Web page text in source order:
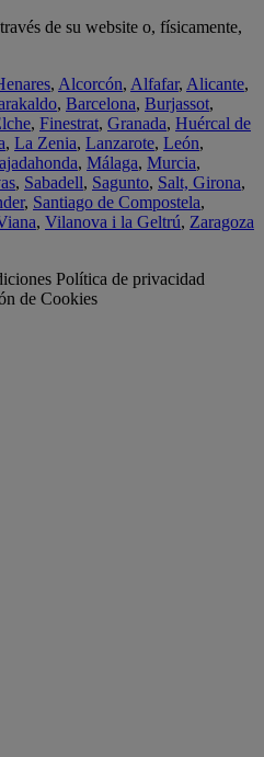
de su website o, físicamente,
, Alcorcón, Alfafar, Alicante,
, Barcelona, Burjassot,
, Finestrat, Granada, Huércal de
, La Zenia, Lanzarote, León,
, Málaga, Murcia,
, Sabadell, Sagunto, Salt, Girona,
, Santiago de Compostela,
, Vilanova i la Geltrú, Zaragoza
Política de privacidad
de Cookies